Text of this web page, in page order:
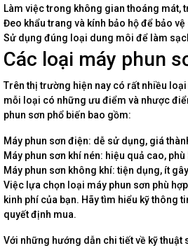
Làm việc trong không gian thoáng mát,
Đeo khẩu trang và kính bảo hộ để bảo vệ
Sử dụng đúng loại dung môi để làm
Các loại máy phun
Trên thị trường hiện nay có rất nhiều
mỗi loại có những ưu điểm và nhược
phun sơn phổ biến bao gồm:
Máy phun sơn điện: dễ sử dụng, giá
Máy phun sơn khí nén: hiệu quả cao,
Máy phun sơn không khí: tiện dụng, ít
Việc lựa chọn loại máy phun sơn phù
kinh phí của bạn. Hãy tìm hiểu kỹ thông
quyết định mua.
Với những hướng dẫn chi tiết về kỹ thuật